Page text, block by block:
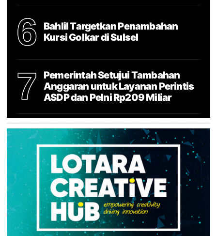
6
Bahlil Targetkan Penambahan
Kursi Golkar di Sulsel
7
Pemerintah Setujui Tambahan
Anggaran untuk Layanan Perintis
ASDP dan Pelni Rp209 Miliar